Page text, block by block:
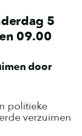
5
09.00
door
politieke
verzuimen